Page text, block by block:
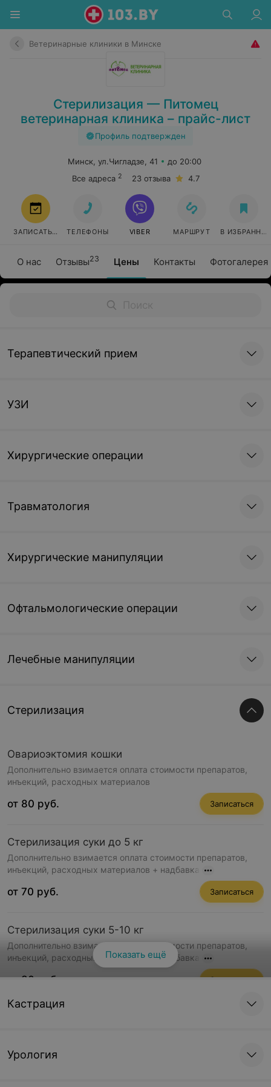
Ветеринарные клиники в Минске
Стерилизация — Питомец
ветеринарная клиника – прайс-лист
Профиль подтвержден
О нас Отзывы23 Цены Контакты Фотогалерея
Минск, ул.Чигладзе, 41
до 20:00
Все адреса 2 23 отзыва 4.7
ЗАПИСАТЬСЯ ТЕЛЕФОНЫ VIBER МАРШРУТ В ИЗБРАННОЕ
Терапевтический прием
УЗИ
Хирургические операции
Травматология
Хирургические манипуляции
Офтальмологические операции
Лечебные манипуляции
Стерилизация
Овариоэктомия кошки
Дополнительно взимается оплата стоимости препаратов,
инъекций, расходных материалов
от 80 руб. Записаться
Стерилизация суки до 5 кг
Дополнительно взимается оплата стоимости препаратов,
инъекций, расходных материалов + надбавка
от 70 руб. Записаться
Стерилизация суки 5-10 кг
Дополнительно взимается оплата стоимости препаратов,
инъекций, расходных материалов + надбавка
от 80 руб. Записаться
Показать ещё
Кастрация
Урология